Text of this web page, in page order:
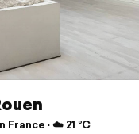
France ⋅ ☁️ 21 °C